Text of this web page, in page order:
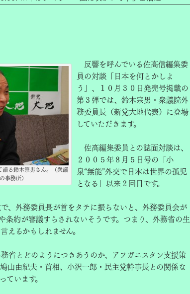
語る鈴木宗男さん。（衆議
事務所）
反響を呼んでいる佐高信編集委
員の対談「日本を何とかしよ
う」、１０月３０日発売号掲載の
第３弾では、鈴木宗男・衆議院外
務委員長（新党大地代表）に登場
していただきます。
佐高編集委員との誌面対談は、
２００５年８月５日号の「小
泉“無能”外交で日本は世界の孤児
となる」以来２回目です。
、外務委員長が首をタテに振らないと、外務委員会が
条約が審議すらされないそうです。つまり、外務省の生
えるかもしれません。
省とどのようにつきあうのか、アフガニスタン支援策
山由紀夫・首相、小沢一郎・民主党幹事長との関係な
ています。